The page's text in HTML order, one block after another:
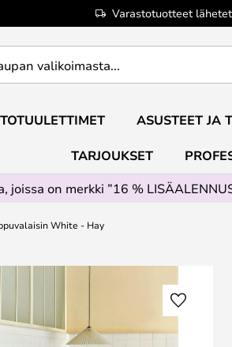
Varastotuotteet
ASUSTEET JA
TARJOUKSET
joissa on merkki ”16 %
White - Hay